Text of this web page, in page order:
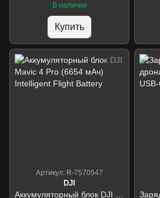
В наличии
Купить
Артикул: R-7570547
DJI